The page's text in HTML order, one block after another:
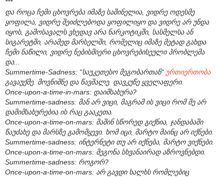
***
და როცა ჩემი ცხოვრება იმაზე საშინელია, ვიდრე ოდესმე
ყოფილა, ვიდრე შეიძლებოდა ყოფილიყო და ვიდრე არ უნდა
იყოს, გამოსავალს ვხედავ არა ნარკოტიკში, სასმელსა ან
სიგარეტში, არამედ მარსელში, რომელიც იმაზე მეტად გახდა
ჩემი ნაწილი, ვიდრე ნებისმიერი ცხოვრებისეული პრობლემა
და...
Summertime-Sadness: "საუკეთესო მეგობართან" ურთიერთობა
გავაუქმე. მოვნიშნე და წავშალე. დავკუწე ყველაფერი.
Once-upon-a-time-in-mars: დაიმსახურა?
Summertime-sadness: მან არ ვიცი, მაგრამ ის ვიცი რომ მე არ
დამიმსახურებია ის რაც გააკეთა.
Once-upon-a-time-on-mars: მაშინ სწორედ გიქნია, ჯანდაბაში
წაუძახე და მარსზე გამომყევი. ხომ იცი, მარტო მაინც არ იქნები.
Summertime-sadness: ინტერნეტი თუ არ იქნება, მარტო ვიქნები.
Once-upon-a-time-on-mars: მეგონა სხვანაირად აზროვნებდი.
Summertime-sadness: როგორ?
Once-upon-a-time-on-mars: არ გავდი ხალხს რომლებიც